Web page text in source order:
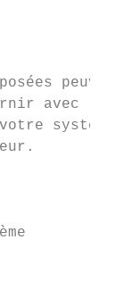
avec